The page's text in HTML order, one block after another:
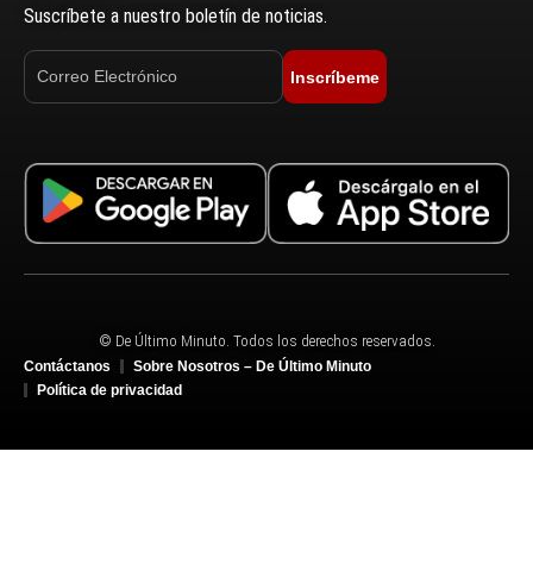
Suscríbete a nuestro boletín de noticias.
Inscríbeme
© De Último Minuto. Todos los derechos reservados.
Contáctanos
Sobre Nosotros – De Último Minuto
Política de privacidad